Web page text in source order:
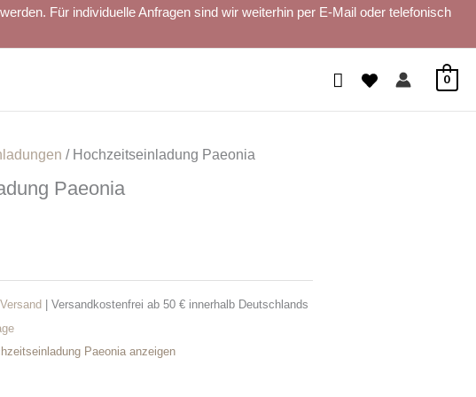
Für individuelle Anfragen sind wir weiterhin per E-Mail oder telefonisch
Suchen 0
/ Hochzeitseinladung Paeonia
Paeonia
Versand
| Versandkostenfrei ab 50 € innerhalb Deutschlands
Paeonia anzeigen